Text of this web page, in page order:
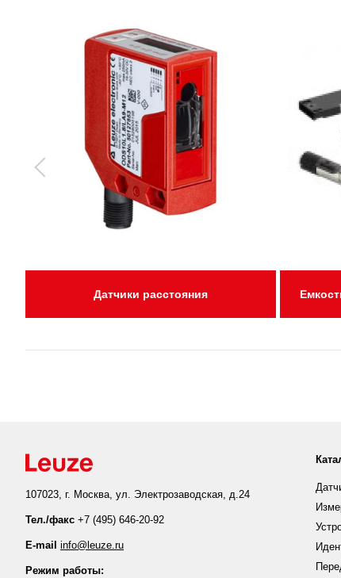
Датчики расстояния
107023, г. Москва, ул. Электрозаводская, д.24
Тел./факс +7 (495) 646-20-92
E-mail info@leuze.ru
Режим работы: